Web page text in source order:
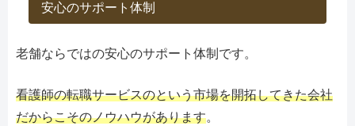
安心のサポート体制
老舗ならではの安心のサポート体制です。
看護師の転職サービスのという市場を開拓してきた会社
だからこそのノウハウがあります。